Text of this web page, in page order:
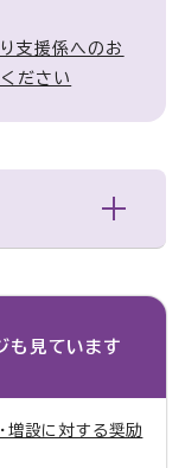
支援係へのお
ださい
も見ています
増設に対する奨励